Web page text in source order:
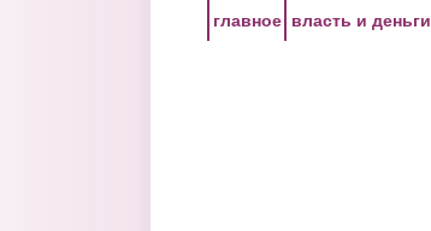
главное власть и деньги